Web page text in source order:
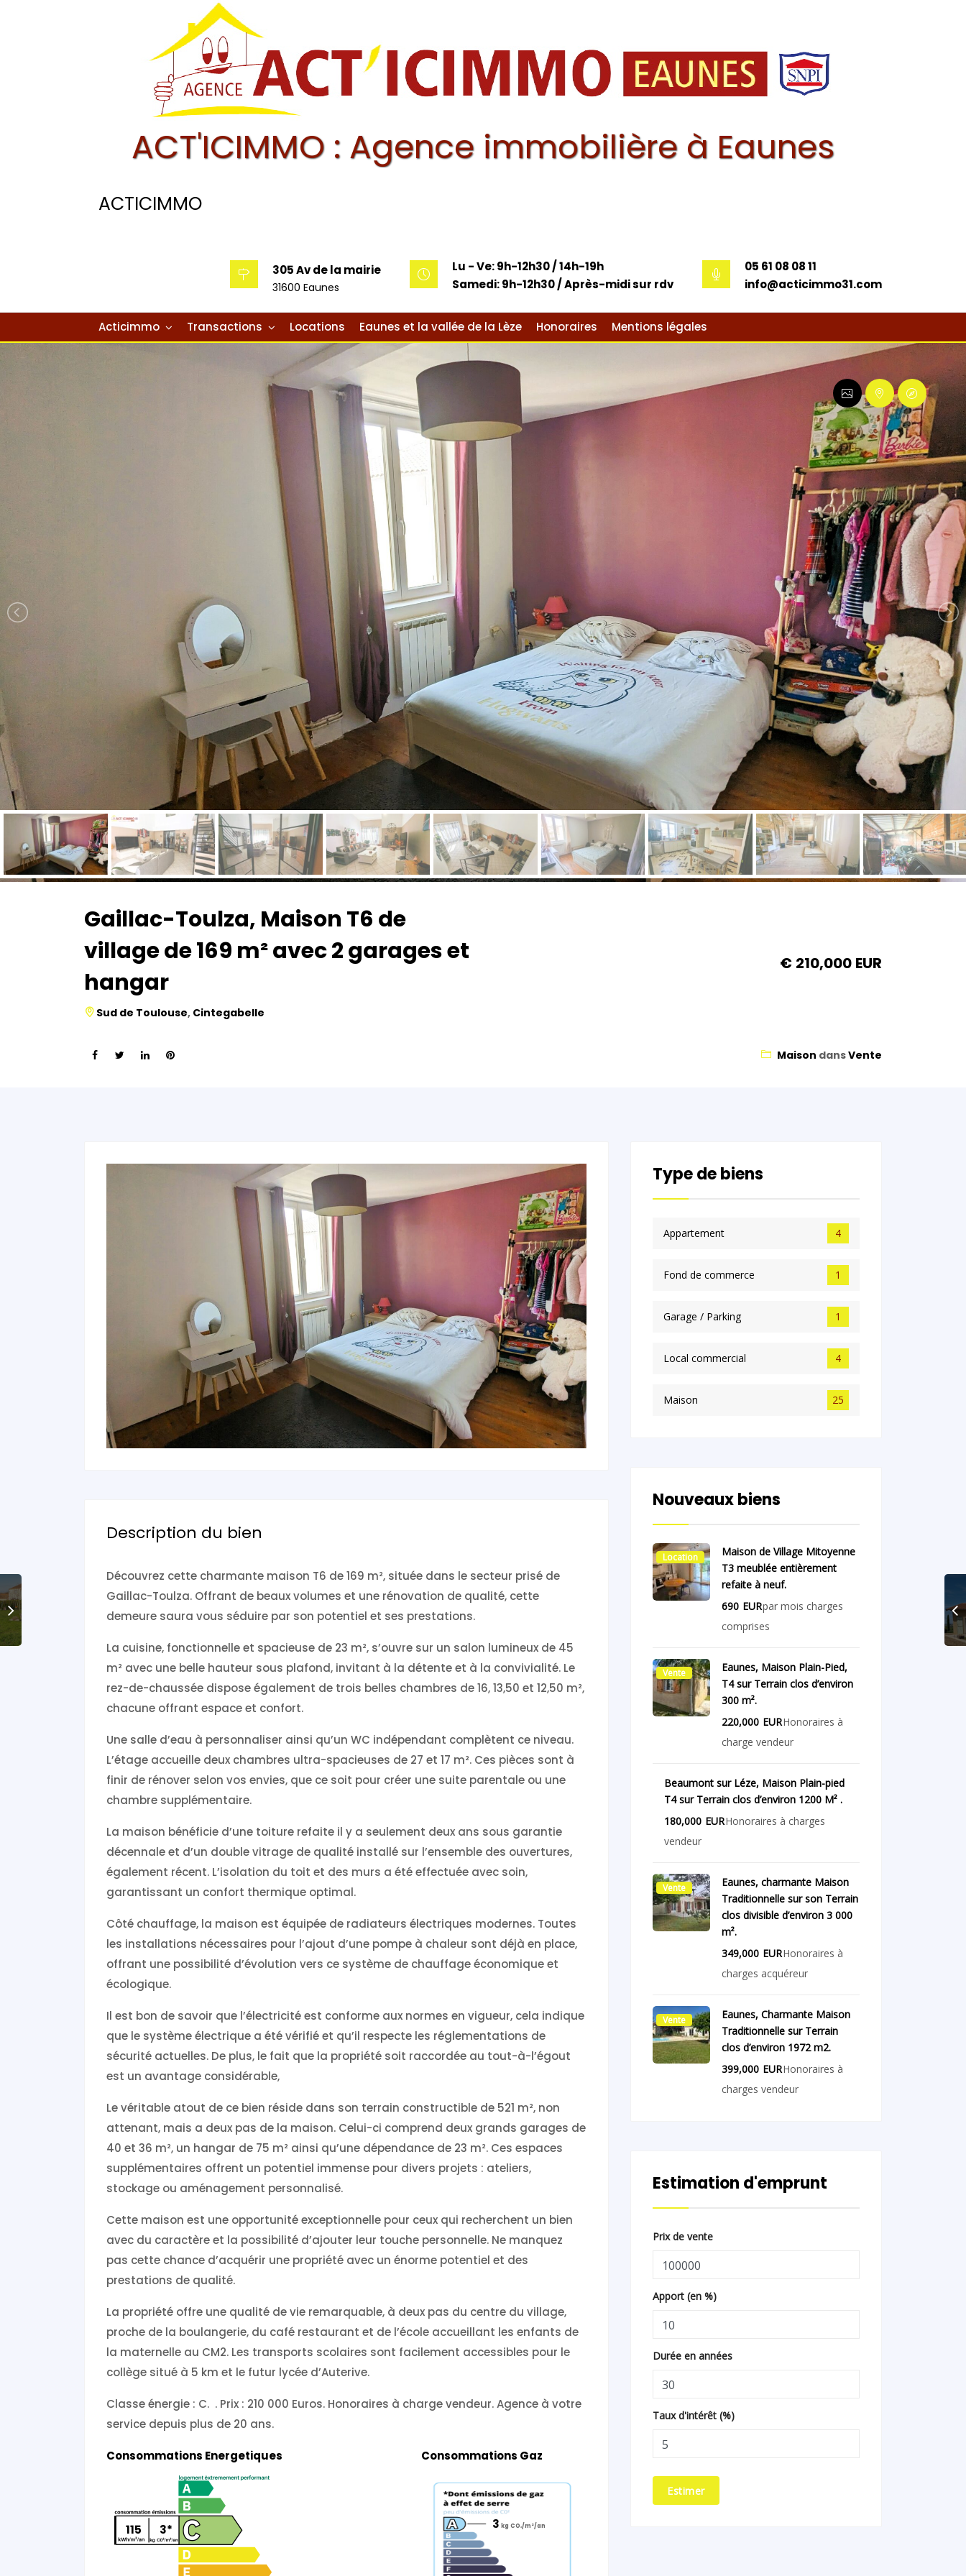
ACT'ICIMMO : Agence immobilière à Eaunes
ACTICIMMO
305 Av de la mairie
31600 Eaunes
Lu - Ve: 9h-12h30 / 14h-19h
Samedi: 9h-12h30 / Après-midi sur rdv
05 61 08 08 11
info@acticimmo31.com
Acticimmo Transactions Locations Eaunes et la vallée de la Lèze Honoraires Mentions légales
Gaillac-Toulza, Maison T6 de
village de 169 m² avec 2 garages et
hangar
Sud de Toulouse, Cintegabelle
€ 210,000 EUR
Maison dansVente
Description du bien
Découvrez cette charmante maison T6 de 169 m², située dans le secteur prisé de
Gaillac-Toulza. Offrant de beaux volumes et une rénovation de qualité, cette
demeure saura vous séduire par son potentiel et ses prestations.
La cuisine, fonctionnelle et spacieuse de 23 m², s’ouvre sur un salon lumineux de 45
m² avec une belle hauteur sous plafond, invitant à la détente et à la convivialité. Le
rez-de-chaussée dispose également de trois belles chambres de 16, 13,50 et 12,50 m²,
chacune offrant espace et confort.
Une salle d’eau à personnaliser ainsi qu’un WC indépendant complètent ce niveau.
L’étage accueille deux chambres ultra-spacieuses de 27 et 17 m². Ces pièces sont à
finir de rénover selon vos envies, que ce soit pour créer une suite parentale ou une
chambre supplémentaire.
La maison bénéficie d’une toiture refaite il y a seulement deux ans sous garantie
décennale et d’un double vitrage de qualité installé sur l’ensemble des ouvertures,
également récent. L’isolation du toit et des murs a été effectuée avec soin,
garantissant un confort thermique optimal.
Côté chauffage, la maison est équipée de radiateurs électriques modernes. Toutes
les installations nécessaires pour l’ajout d’une pompe à chaleur sont déjà en place,
offrant une possibilité d’évolution vers ce système de chauffage économique et
écologique.
Il est bon de savoir que l’électricité est conforme aux normes en vigueur, cela indique
que le système électrique a été vérifié et qu’il respecte les réglementations de
sécurité actuelles. De plus, le fait que la propriété soit raccordée au tout-à-l’égout
est un avantage considérable,
Le véritable atout de ce bien réside dans son terrain constructible de 521 m², non
attenant, mais a deux pas de la maison. Celui-ci comprend deux grands garages de
40 et 36 m², un hangar de 75 m² ainsi qu’une dépendance de 23 m². Ces espaces
supplémentaires offrent un potentiel immense pour divers projets : ateliers,
stockage ou aménagement personnalisé.
Cette maison est une opportunité exceptionnelle pour ceux qui recherchent un bien
avec du caractère et la possibilité d’ajouter leur touche personnelle. Ne manquez
pas cette chance d’acquérir une propriété avec un énorme potentiel et des
prestations de qualité.
La propriété offre une qualité de vie remarquable, à deux pas du centre du village,
proche de la boulangerie, du café restaurant et de l’école accueillant les enfants de
la maternelle au CM2. Les transports scolaires sont facilement accessibles pour le
collège situé à 5 km et le futur lycée d’Auterive.
Classe énergie : C. . Prix : 210 000 Euros. Honoraires à charge vendeur. Agence à votre
service depuis plus de 20 ans.
Consommations Energetiques
115 3*
Consommations Gaz
3 kg CO₂/m²/an
Type de biens
Appartement 4
Fond de commerce 1
Garage / Parking 1
Local commercial 4
Maison 25
Nouveaux biens
Location
Maison de Village Mitoyenne
T3 meublée entièrement
refaite à neuf.
690 EURpar mois charges
comprises
Vente
Eaunes, Maison Plain-Pied,
T4 sur Terrain clos d’environ
300 m².
220,000 EURHonoraires à
charge vendeur
Vente
Beaumont sur Léze, Maison Plain-pied
T4 sur Terrain clos d’environ 1200 M² .
180,000 EURHonoraires à charges
vendeur
Vente
Eaunes, charmante Maison
Traditionnelle sur son Terrain
clos divisible d’environ 3 000
m².
349,000 EURHonoraires à
charges acquéreur
Vente
Eaunes, Charmante Maison
Traditionnelle sur Terrain
clos d’environ 1972 m2.
399,000 EURHonoraires à
charges vendeur
Estimation d'emprunt
Prix de vente
Apport (en %)
Durée en années
Taux d'intérêt (%)
Estimer